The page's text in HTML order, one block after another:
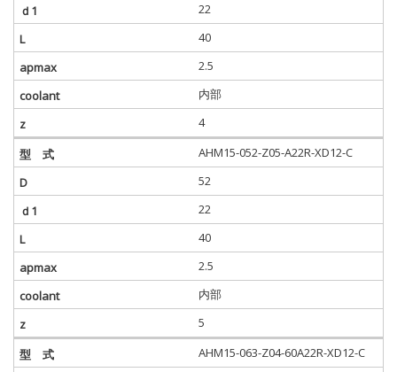
22
40
2.5
内部
4
AHM15-052-Z05-A22R-XD12-C
52
22
40
2.5
内部
5
AHM15-063-Z04-60A22R-XD12-C